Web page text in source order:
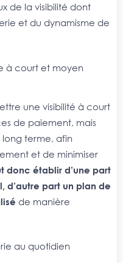
de la visibilité dont
et du dynamisme de
à court et moyen
une visibilité à court
de paiement, mais
long terme, afin
et de minimiser
donc établir d’une part
d’autre part un plan de
de manière
au quotidien